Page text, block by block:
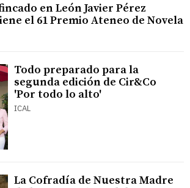
en León Javier Pérez
el 61 Premio Ateneo de Novela
Todo preparado para la
segunda edición de Cir&Co
'Por todo lo alto'
ICAL
La Cofradía de Nuestra Madre